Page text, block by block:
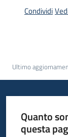
Condividi
Ultimo
Quanto
questa